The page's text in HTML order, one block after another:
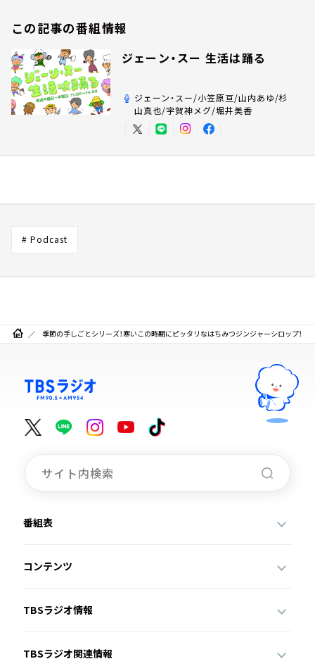
この記事の番組情報
ジェーン・スー 生活は踊る
ジェーン・スー/小笠原亘/山内あゆ/杉
山真也/宇賀神メグ/堀井美香
# Podcast
季節の手しごとシリーズ！寒いこの時期にピッタリなはちみつジンジャーシロップ！
番組表
コンテンツ
TBSラジオ情報
TBSラジオ関連情報